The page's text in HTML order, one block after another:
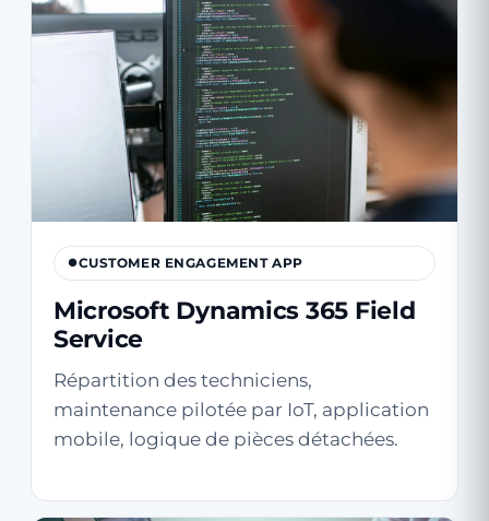
CUSTOMER ENGAGEMENT APP
Microsoft Dynamics 365 Field
Service
Répartition des techniciens,
maintenance pilotée par IoT, application
mobile, logique de pièces détachées.